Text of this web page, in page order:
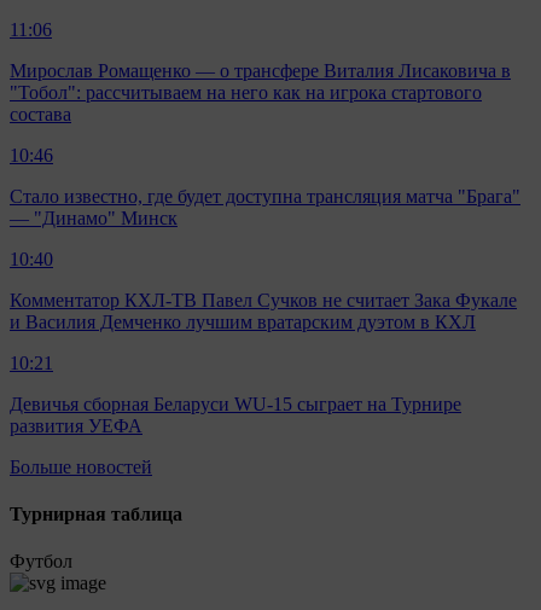
11:06
Мирослав Ромащенко — о трансфере Виталия Лисаковича в
"Тобол": рассчитываем на него как на игрока стартового
состава
10:46
Стало известно, где будет доступна трансляция матча "Брага"
— "Динамо" Минск
10:40
Комментатор КХЛ-ТВ Павел Сучков не считает Зака Фукале
и Василия Демченко лучшим вратарским дуэтом в КХЛ
10:21
Девичья сборная Беларуси WU-15 сыграет на Турнире
развития УЕФА
Больше новостей
Турнирная таблица
Футбол